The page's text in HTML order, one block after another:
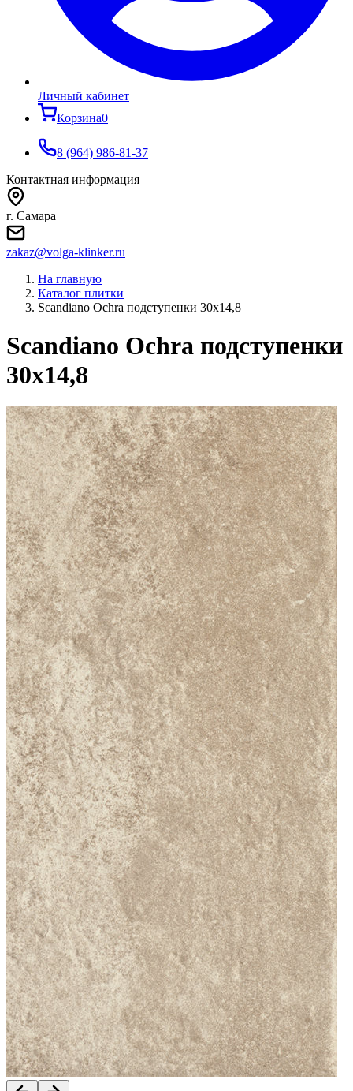
Личный кабинет
Корзина0
8 (964) 986-81-37
Контактная информация
г. Самара
zakaz@volga-klinker.ru
На главную
Каталог плитки
Scandiano Ochra подступенки 30х14,8
Scandiano Ochra подступенки
30х14,8